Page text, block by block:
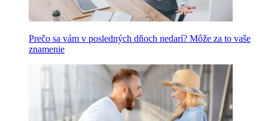
Prečo sa vám v posledných dňoch nedarí? Môže za to vaše
znamenie